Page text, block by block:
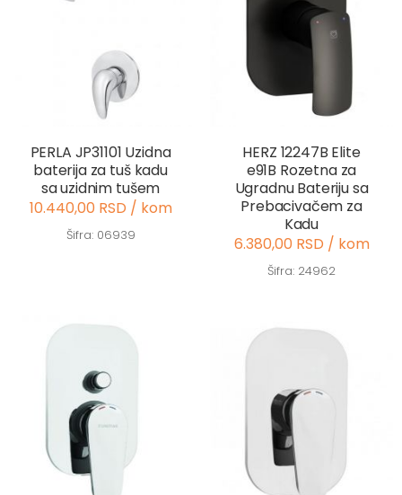
PERLA JP31101 Uzidna
baterija za tuš kadu
sa uzidnim tušem
10.440,00 RSD / kom
Šifra: 06939
HERZ 12247B Elite
e91B Rozetna za
Ugradnu Bateriju sa
Prebacivačem za
Kadu
6.380,00 RSD / kom
Šifra: 24962